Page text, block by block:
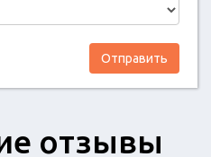
Отправить
отзывы